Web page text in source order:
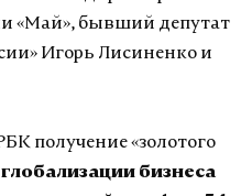
«Май», бывший депутат
Игорь Лисиненко и
получение «золотого
бизнеса